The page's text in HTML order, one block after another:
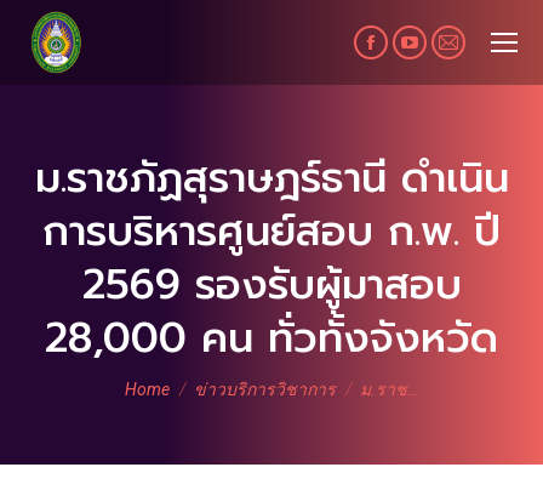
Facebook
page
in
new
window
YouTube
page
in
new
window
Mail
page
new
window
ม.ราชภัฏสุราษฎร์ธานี ดำเนิน
การบริหารศูนย์สอบ ก.พ. ปี
2569 รองรับผู้มาสอบ
28,000 คน ทั่วทั้งจังหวัด
You are here:
Home ข่าวบริการวิชาการ ม.ราช…